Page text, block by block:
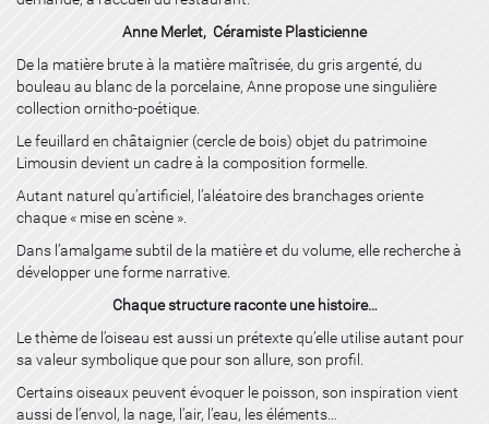
Anne Merlet, Céramiste Plasticienne
De la matière brute à la matière maîtrisée, du gris argenté, du
bouleau au blanc de la porcelaine, Anne propose une singulière
collection ornitho-poétique.
Le feuillard en châtaignier (cercle de bois) objet du patrimoine
Limousin devient un cadre à la composition formelle.
Autant naturel qu’artificiel, l’aléatoire des branchages oriente
chaque « mise en scène ».
Dans l’amalgame subtil de la matière et du volume, elle recherche à
développer une forme narrative.
Chaque structure raconte une histoire…
Le thème de l’oiseau est aussi un prétexte qu’elle utilise autant pour
sa valeur symbolique que pour son allure, son profil.
Certains oiseaux peuvent évoquer le poisson, son inspiration vient
aussi de l’envol, la nage, l’air, l’eau, les éléments…